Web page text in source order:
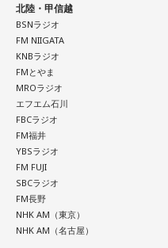
た。
一方、「お手紙を書きたく
ず「沖縄の海」と回答。水
塞がれた瞬間に、幻想的な
る」と表現します。さらに
陽の光に反射した美しい光
きない。同じ顔を見せない
さを語りました。そして海
りがとう』という手紙は書
い愛情をのぞかせました。
最後に、ゴリさんが「今、
挙げたのは、ボクシング元
【6位】獅子座（しし座）
太陽が獅子座を照らす今は
くとき。「もっと私らしく
が開いていきます。遠慮せ
は理想の自分になったつも
【7位】魚座（うお座）
直感の中に「これからの幸
得や正解より、なぜか惹か
い。心が喜ぶ選択が新しい
音楽を聴きながら、叶えた
【8位】乙女座（おとめ座）
北陸・甲信越
BSNラジオ
FM NIIGATA
KNBラジオ
FMとやま
MROラジオ
エフエム石川
FBCラジオ
FM福井
YBSラジオ
FM FUJI
SBCラジオ
FM長野
NHK AM（東京）
NHK AM（名古屋）